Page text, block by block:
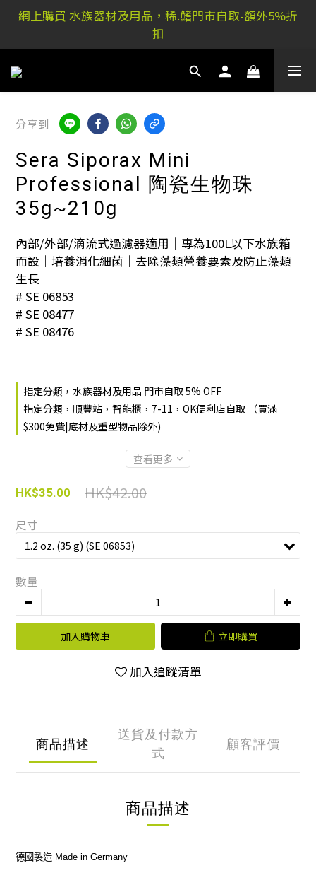
稀.鰭元朗店: 又新街51P號富祐閣16號地下｜ 稀.鰭旺角
店: 西洋菜南街101號金德行11樓
網上購買 水族器材及用品，稀.鰭門市自取-額外5%折
扣
店: 西洋菜南街101號金德行11樓
分享到
Sera Siporax Mini
Professional 陶瓷生物珠
35g~210g
內部/外部/滴流式過濾器適用｜專為100L以下水族箱
而設｜培養消化細菌｜去除藻類營養要素及防止藻類
生長
# SE 06853
# SE 08477
# SE 08476
指定分類，水族器材及用品 門市自取 5% OFF
指定分類，順豐站，智能櫃，7-11，OK便利店自取 （買滿
$300免費|底材及重型物品除外)
查看更多
HK$42.00
HK$35.00
尺寸
數量
加入購物車 立即購買
加入追蹤清單
商品描述
送貨及付款方
式
顧客評價
商品描述
德國製造 Made in Germany